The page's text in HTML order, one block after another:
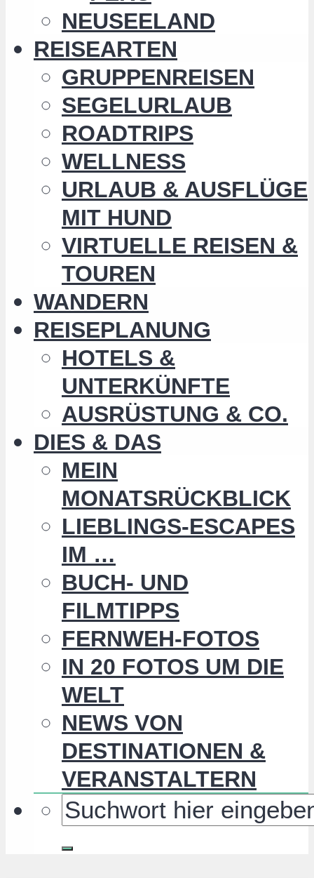
NEUSEELAND
REISEARTEN
GRUPPENREISEN
SEGELURLAUB
ROADTRIPS
WELLNESS
URLAUB & AUSFLÜGE
MIT HUND
VIRTUELLE REISEN &
TOUREN
WANDERN
REISEPLANUNG
HOTELS &
UNTERKÜNFTE
AUSRÜSTUNG & CO.
DIES & DAS
MEIN
MONATSRÜCKBLICK
LIEBLINGS-ESCAPES
IM …
BUCH- UND
FILMTIPPS
FERNWEH-FOTOS
IN 20 FOTOS UM DIE
WELT
NEWS VON
DESTINATIONEN &
VERANSTALTERN